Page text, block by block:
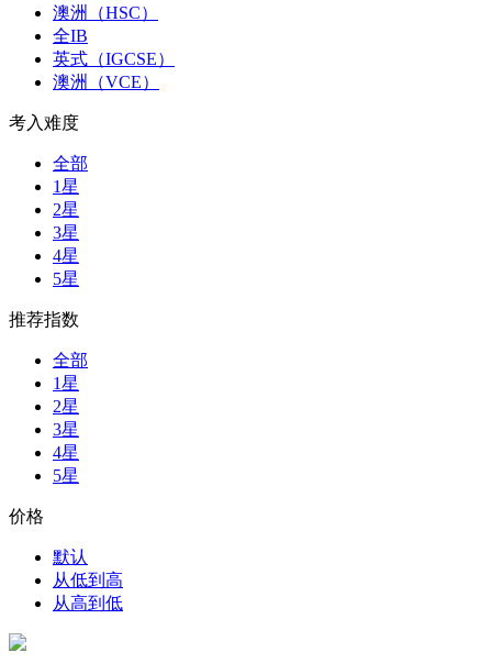
澳洲（HSC）
全IB
英式（IGCSE）
澳洲（VCE）
考入难度
全部
1星
2星
3星
4星
5星
推荐指数
全部
1星
2星
3星
4星
5星
价格
默认
从低到高
从高到低